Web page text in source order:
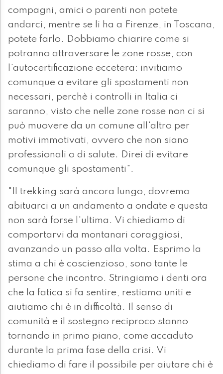
compagni, amici o parenti non potete
andarci, mentre se li ha a Firenze, in Toscana,
potete farlo. Dobbiamo chiarire come si
potranno attraversare le zone rosse, con
l'autocertificazione eccetera: invitiamo
comunque a evitare gli spostamenti non
necessari, perchè i controlli in Italia ci
saranno, visto che nelle zone rosse non ci si
può muovere da un comune all'altro per
motivi immotivati, ovvero che non siano
professionali o di salute. Direi di evitare
comunque gli spostamenti".
"Il trekking sarà ancora lungo, dovremo
abituarci a un andamento a ondate e questa
non sarà forse l'ultima. Vi chiediamo di
comportarvi da montanari coraggiosi,
avanzando un passo alla volta. Esprimo la
stima a chi è coscienzioso, sono tante le
persone che incontro. Stringiamo i denti ora
che la fatica si fa sentire, restiamo uniti e
aiutiamo chi è in difficoltà. Il senso di
comunità e il sostegno reciproco stanno
tornando in primo piano, come accaduto
durante la prima fase della crisi. Vi
chiediamo di fare il possibile per aiutare chi è